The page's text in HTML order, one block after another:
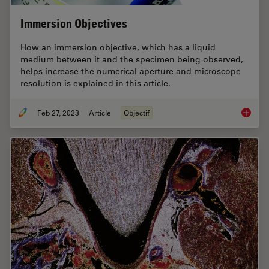
Immersion Objectives
How an immersion objective, which has a liquid
medium between it and the specimen being observed,
helps increase the numerical aperture and microscope
resolution is explained in this article.
Feb 27, 2023 Article Objectif